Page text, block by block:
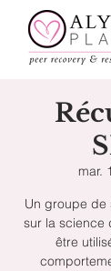
mar.
Un groupe de
sur la science
être